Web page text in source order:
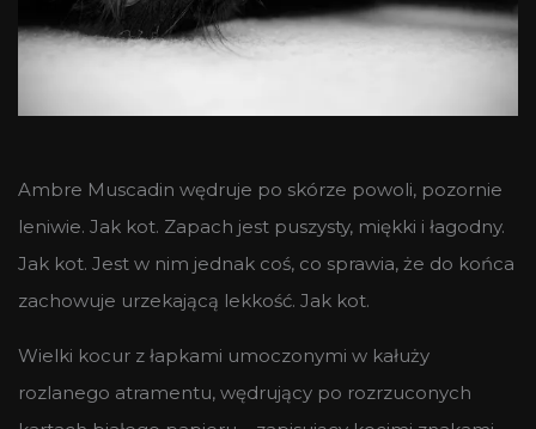
Ambre Muscadin wędruje po skórze powoli, pozornie
leniwie. Jak kot. Zapach jest puszysty, miękki i łagodny.
Jak kot. Jest w nim jednak coś, co sprawia, że do końca
zachowuje urzekającą lekkość. Jak kot.
Wielki kocur z łapkami umoczonymi w kałuży
rozlanego atramentu, wędrujący po rozrzuconych